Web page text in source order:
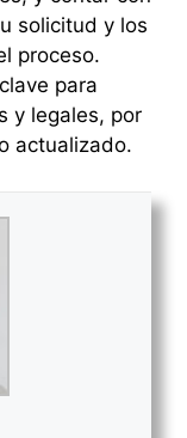
solicitud y los
proceso.
para
y legales, por
actualizado.